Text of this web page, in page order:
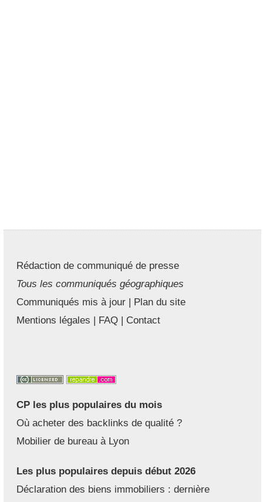
Rédaction de communiqué de presse
Tous les communiqués géographiques
Communiqués mis à jour | Plan du site
Mentions légales | FAQ | Contact
CP les plus populaires du mois
Où acheter des backlinks de qualité ?
Mobilier de bureau à Lyon
Les plus populaires depuis début 2026
Déclaration des biens immobiliers : dernière